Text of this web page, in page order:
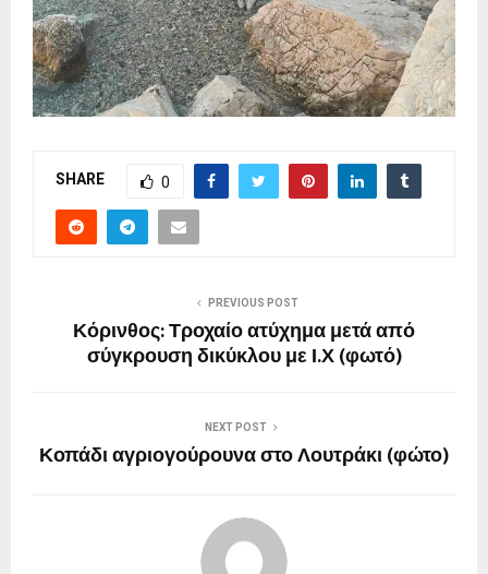
SHARE 0
PREVIOUS POST
Κόρινθος: Τροχαίο ατύχημα μετά από
σύγκρουση δικύκλου με Ι.Χ (φωτό)
NEXT POST
Κοπάδι αγριογούρουνα στο Λουτράκι (φώτο)